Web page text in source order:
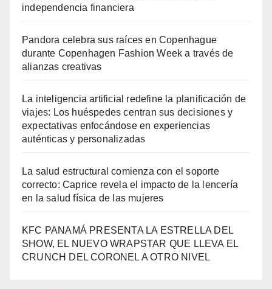
independencia financiera
Pandora celebra sus raíces en Copenhague
durante Copenhagen Fashion Week a través de
alianzas creativas
La inteligencia artificial redefine la planificación de
viajes: Los huéspedes centran sus decisiones y
expectativas enfocándose en experiencias
auténticas y personalizadas
La salud estructural comienza con el soporte
correcto: Caprice revela el impacto de la lencería
en la salud física de las mujeres
KFC PANAMÁ PRESENTA LA ESTRELLA DEL
SHOW, EL NUEVO WRAPSTAR QUE LLEVA EL
CRUNCH DEL CORONEL A OTRO NIVEL